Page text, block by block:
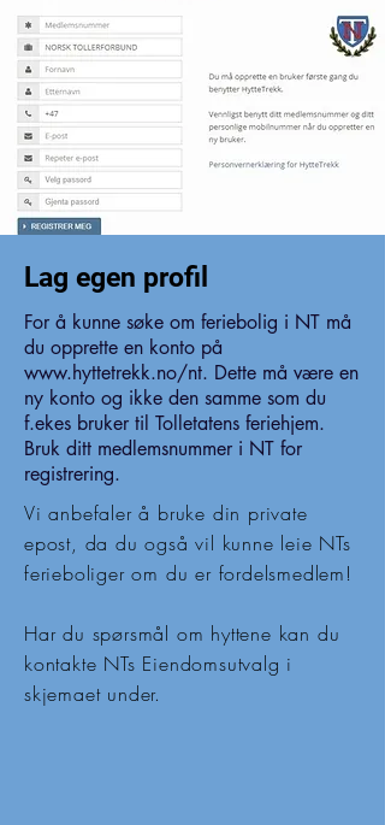
Lag egen profil
For å kunne søke om feriebolig i NT må
du opprette en konto på
www.hyttetrekk.no/nt. Dette må være en
ny konto og ikke den samme som du
f.ekes bruker til Tolletatens feriehjem.
Bruk ditt medlemsnummer i NT for
registrering.
Vi anbefaler å bruke din private
epost, da du også vil kunne leie NTs
ferieboliger om du er fordelsmedlem!
Har du spørsmål om hyttene kan du
kontakte NTs Eiendomsutvalg i
skjemaet under.